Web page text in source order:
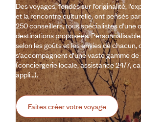
Des voyages, fondés sur l’originalité,
et la rencontre culturelle, ont pensés
250 conseillers, tous spécialistes d’une
destinations proposées.
selon les goûts et les envies de chacun,
s’accompagnent d’une vaste gamme
(conciergerie locale, assistance 24/7,
appli…).
Faites créer votre voyage